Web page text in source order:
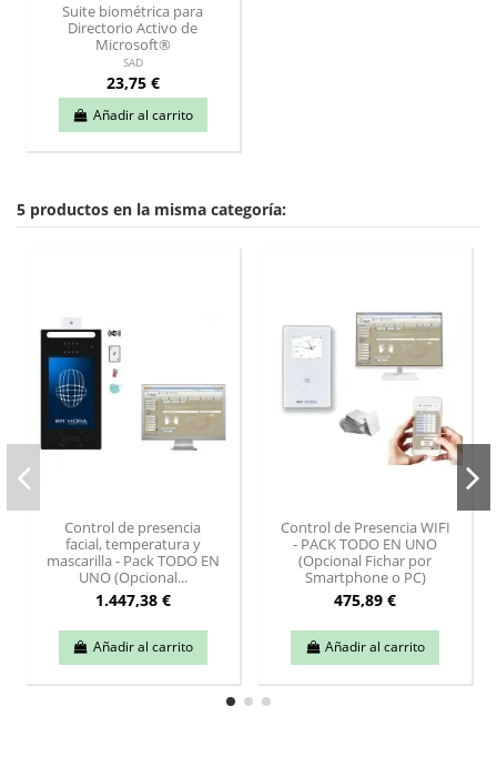
Suite biométrica para
Directorio Activo de
Microsoft®
SAD
23,75 €
Añadir al carrito
5 productos en la misma categoría:
Control de presencia
facial, temperatura y
mascarilla - Pack TODO EN
UNO (Opcional...
1.447,38 €
Añadir al carrito
Control de Presencia WIFI
- PACK TODO EN UNO
(Opcional Fichar por
Smartphone o PC)
475,89 €
Añadir al carrito